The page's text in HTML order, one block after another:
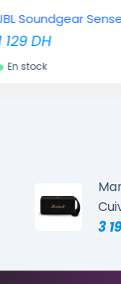
Ugreen
to RJ45 GRIS
3